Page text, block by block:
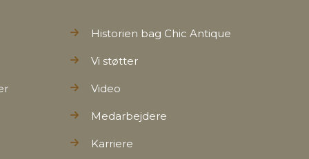
Historien bag Chic Antique
Vi støtter
Video
Medarbejdere
Karriere